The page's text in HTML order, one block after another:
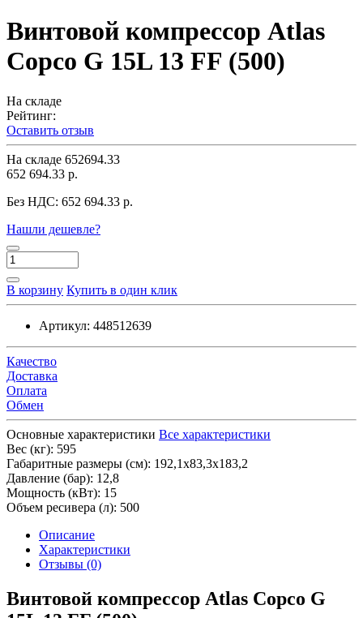
Винтовой компрессор Atlas
Copco G 15L 13 FF (500)
На складе
Рейтинг:
Оставить отзыв
На складе 652694.33
652 694.33 р.
Без НДС: 652 694.33 р.
Нашли дешевле?
В корзину Купить в один клик
Артикул: 448512639
Качество
Доставка
Оплата
Обмен
Основные характеристики Все характеристики
Вес (кг): 595
Габаритные размеры (см): 192,1х83,3х183,2
Давление (бар): 12,8
Мощность (кВт): 15
Объем ресивера (л): 500
Описание
Характеристики
Отзывы (0)
Винтовой компрессор Atlas Copco G